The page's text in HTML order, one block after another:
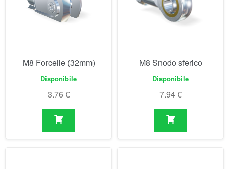
M8 Forcelle (32mm)
Disponibile
3.76 €
M8 Snodo sferico
Disponibile
7.94€